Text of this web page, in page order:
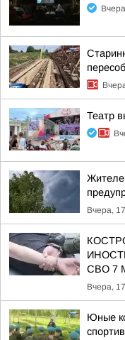
Театр
Вчера,
СВО 7
Вчера,
Юные